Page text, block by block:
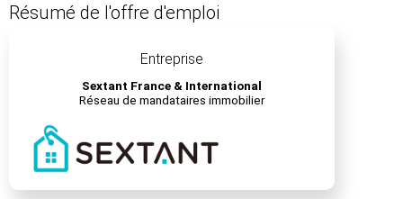
Résumé de l'offre d'emploi
Entreprise
Sextant France & International
Réseau de mandataires immobilier